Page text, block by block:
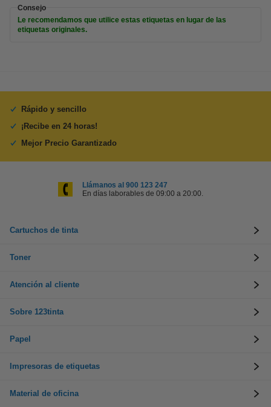
Consejo
Le recomendamos que utilice estas etiquetas en lugar de las
etiquetas originales.
Rápido y sencillo
¡Recibe en 24 horas!
Mejor Precio Garantizado
Llámanos al 900 123 247
En días laborables de 09:00 a 20:00.
Cartuchos de tinta
Toner
Atención al cliente
Sobre 123tinta
Papel
Impresoras de etiquetas
Material de oficina